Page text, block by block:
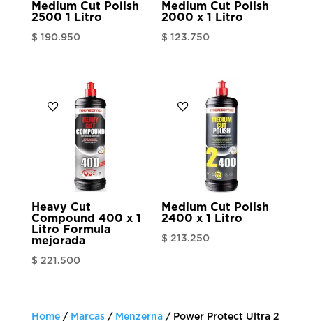
Medium Cut Polish
2500 1 Litro
$ 190.950
Medium Cut Polish
2000 x 1 Litro
$ 123.750
Heavy Cut
Compound 400 x 1
Litro Formula
mejorada
$ 221.500
Medium Cut Polish
2400 x 1 Litro
$ 213.250
Home/ Marcas/ Menzerna/ Power Protect Ultra 2